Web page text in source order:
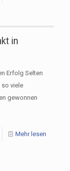
in
Erfolg Selten
so viele
gewonnen
Mehr lesen